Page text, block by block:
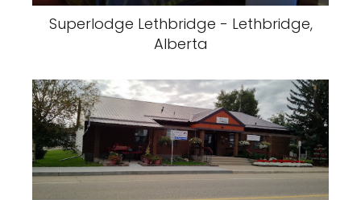
Superlodge Lethbridge - Lethbridge,
Alberta